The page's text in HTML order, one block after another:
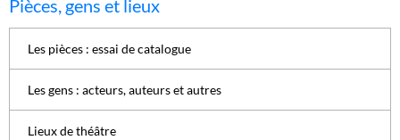
Pièces, gens et lieux
Les pièces : essai de catalogue
Les gens : acteurs, auteurs et autres
Lieux de théâtre